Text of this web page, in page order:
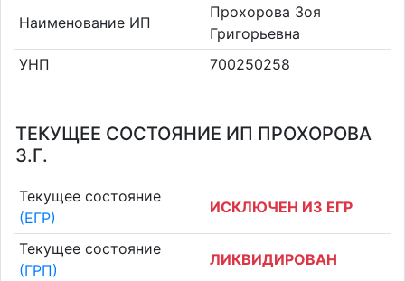
Наименование ИП
Прохорова Зоя
Григорьевна
УНП
700250258
ТЕКУЩЕЕ СОСТОЯНИЕ ИП ПРОХОРОВА
З.Г.
Текущее состояние
(ЕГР)
ИСКЛЮЧЕН ИЗ ЕГР
Текущее состояние
(ГРП)
ЛИКВИДИРОВАН